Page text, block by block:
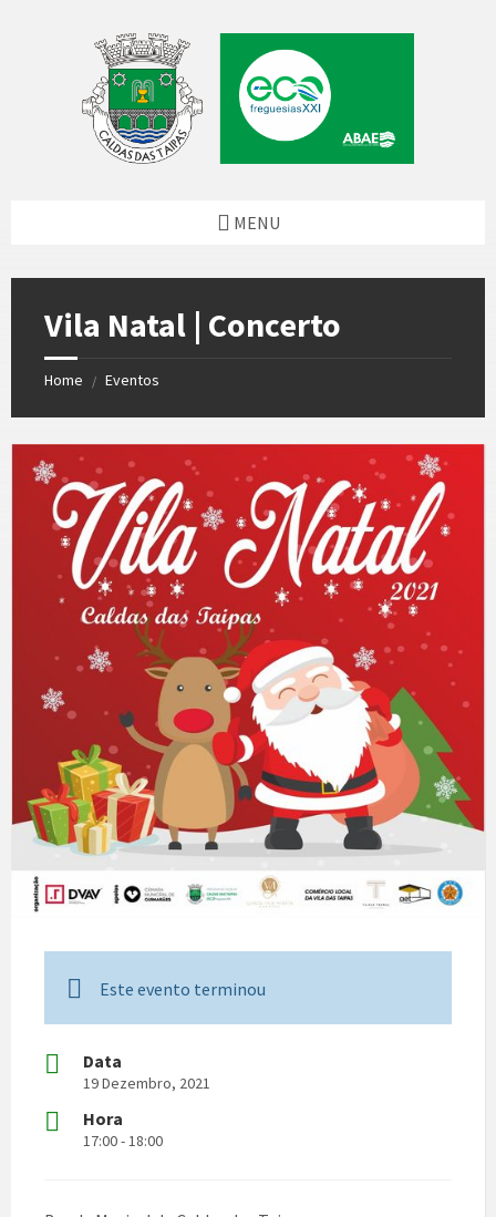
MENU
Vila Natal | Concerto
Home / Eventos
Este evento terminou
Data
19 Dezembro, 2021
Hora
17:00 - 18:00